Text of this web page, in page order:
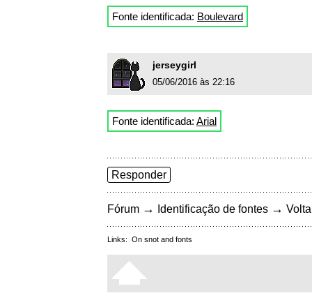
Fonte identificada: Boulevard
jerseygirl
05/06/2016 às 22:16
Fonte identificada: Arial
Responder
Fórum → Identificação de fontes →
Links: On snot and fonts